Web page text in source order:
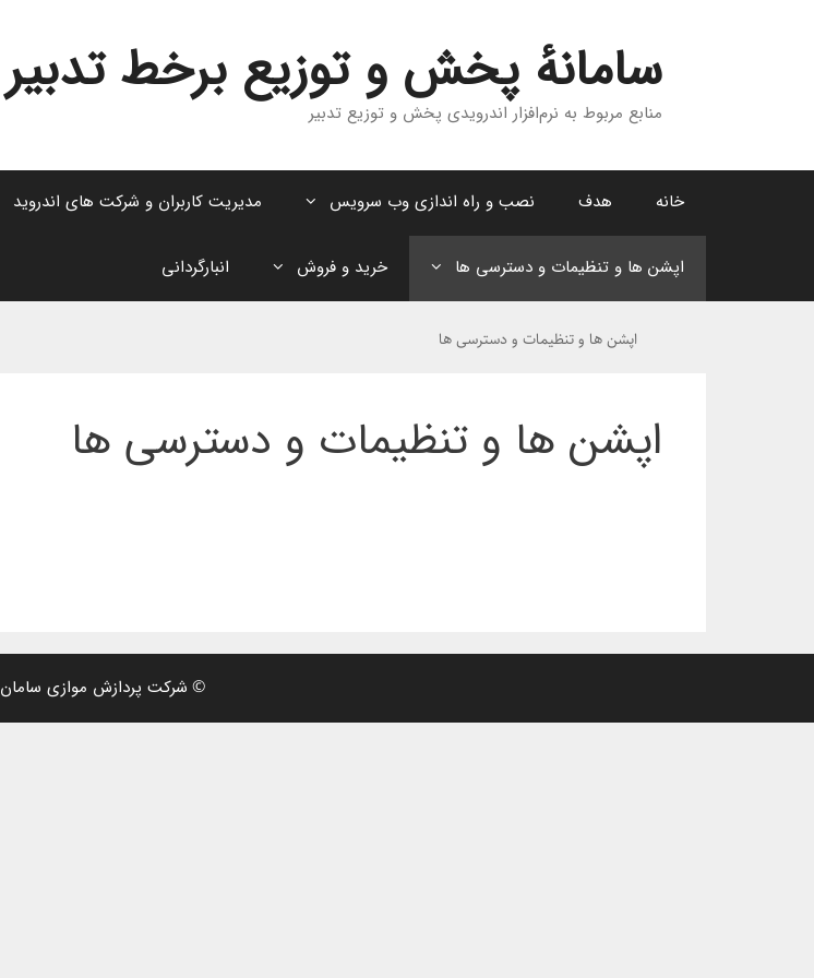
سامانهٔ پخش و توزیع برخط تدبیر
منابع مربوط به نرم‌افزار اندرویدی پخش و توزیع تدبیر
خانه هدف نصب و راه اندازی وب سرویس مدیریت کاربران و شرکت های اندروید
اپشن ها و تنظیمات و دسترسی ها خرید و فروش انبارگردانی
اپشن ها و تنظیمات و دسترسی ها
اپشن ها و تنظیمات و دسترسی ها
© شرکت پردازش موازی سامان